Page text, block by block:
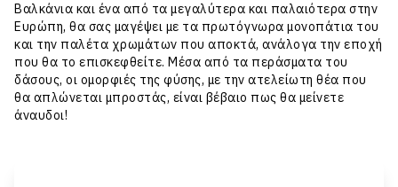
Βαλκάνια και ένα από τα μεγαλύτερα και παλαιότερα στην
Ευρώπη, θα σας μαγέψει με τα πρωτόγνωρα μονοπάτια του
και την παλέτα χρωμάτων που αποκτά, ανάλογα την εποχή
που θα το επισκεφθείτε. Μέσα από τα περάσματα του
δάσους, οι ομορφιές της φύσης, με την ατελείωτη θέα που
θα απλώνεται μπροστάς, είναι βέβαιο πως θα μείνετε
άναυδοι!